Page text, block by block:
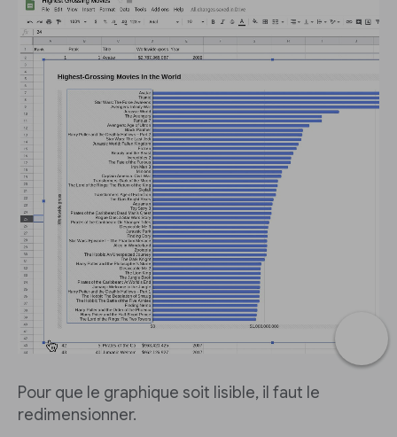
Pour que le graphique soit lisible, il faut le
redimensionner.